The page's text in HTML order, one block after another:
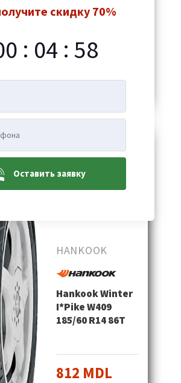
680 MDL
в корзину
HANKOOK
Hankook Winter
I*Pike W409
185/60 R14 86T
812 MDL
скидку 70%
: 04 : 57
Оставить заявку